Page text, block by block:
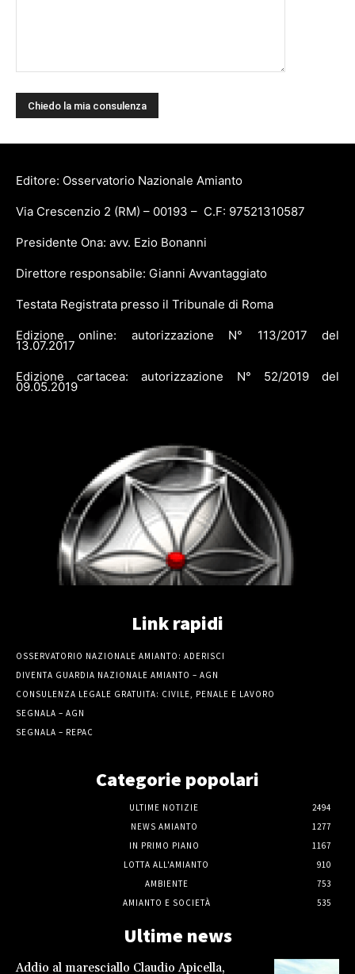
Editore: Osservatorio Nazionale Amianto
Via Crescenzio 2 (RM) – 00193 – C.F: 97521310587
Presidente Ona: avv. Ezio Bonanni
Direttore responsabile: Gianni Avvantaggiato
Testata Registrata presso il Tribunale di Roma
Edizione online: autorizzazione N° 113/2017 del
13.07.2017
Edizione cartacea: autorizzazione N° 52/2019 del
09.05.2019
Link rapidi
OSSERVATORIO NAZIONALE AMIANTO: ADERISCI
DIVENTA GUARDIA NAZIONALE AMIANTO – AGN
CONSULENZA LEGALE GRATUITA: CIVILE, PENALE E LAVORO
SEGNALA – AGN
SEGNALA – REPAC
Categorie popolari
ULTIME NOTIZIE
2494
NEWS AMIANTO
1277
IN PRIMO PIANO
1167
LOTTA ALL'AMIANTO
910
AMBIENTE
753
AMIANTO E SOCIETÀ
535
Ultime news
Addio al maresciallo Claudio Apicella,